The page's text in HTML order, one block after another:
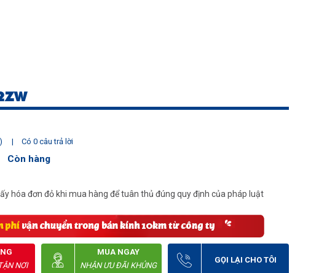
|
Có 0 câu trả lời
Còn hàng
hóa đơn đỏ khi mua hàng để tuân thủ đúng quy định của pháp luật
NƠI
MUA NGAY
NHẬN ƯU ĐÃI KHỦNG
GỌI LẠI CHO TÔI